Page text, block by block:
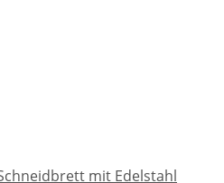
mit Edelstahl